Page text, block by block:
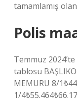
tamamlamış
Polis
Temmuz
tablosu
MEMURU 8/
1/